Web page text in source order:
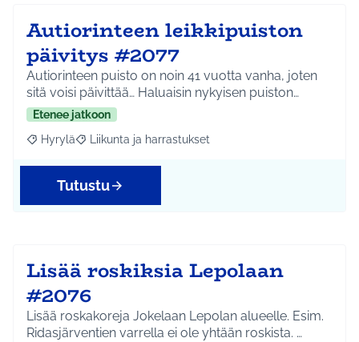
Autiorinteen leikkipuiston
päivitys #2077
Autiorinteen puisto on noin 41 vuotta vanha, joten
sitä voisi päivittää… Haluaisin nykyisen puiston…
Etenee jatkoon
Rajaa tulokset aihepiirin mukaan: Hyrylä
Hyrylä Rajaa tulokset teeman mukaan: Liikunta ja
Liikunta ja harrastukset
Tutustu
Lisää roskiksia Lepolaan
#2076
Lisää roskakoreja Jokelaan Lepolan alueelle. Esim.
Ridasjärventien varrella ei ole yhtään roskista. …